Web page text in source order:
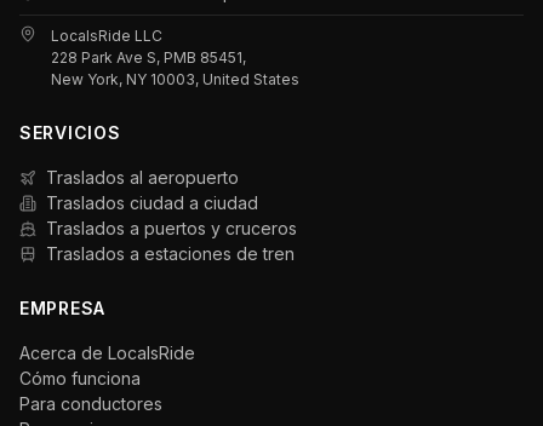
LocalsRide LLC
228 Park Ave S, PMB 85451,
New York, NY 10003, United States
SERVICIOS
Traslados al aeropuerto
Traslados ciudad a ciudad
Traslados a puertos y cruceros
Traslados a estaciones de tren
EMPRESA
Acerca de LocalsRide
Cómo funciona
Para conductores